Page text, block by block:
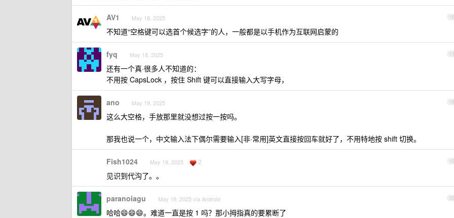
16
AV1 May 18, 2025
不知道“空格键可以选首个候选字”的人，一般都是以手机作为互联网启蒙的
17
fyq May 18, 2025
还有一个真·很多人不知道的：
不用按 CapsLock ，按住 Shift 键可以直接输入大写字母，
18
ano May 19, 2025
这么大空格，手放那里就没想过按一按吗。
那我也说一个，中文输入法下偶尔需要输入[非·常用]英文直接按回车就好了，不用特地按 shift 切换。
19
Fish1024 May 19, 2025 2
见识到代沟了。。
20
paranoiagu May 19, 2025 via Android
哈哈😄😄😄。难道一直是按 1 吗？那小拇指真的要累断了